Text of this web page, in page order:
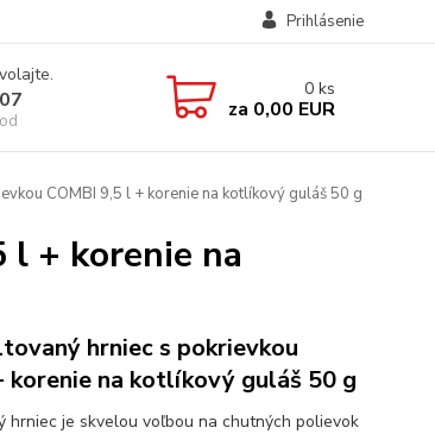
Prihlásenie
0 ks
za 0,00 EUR
COMBI 9,5 l + korenie na kotlíkový guláš 50 g
l + korenie na
hrniec s pokrievkou
korenie na kotlíkový guláš 50 g
hrniec je skvelou voľbou na chutných polievok